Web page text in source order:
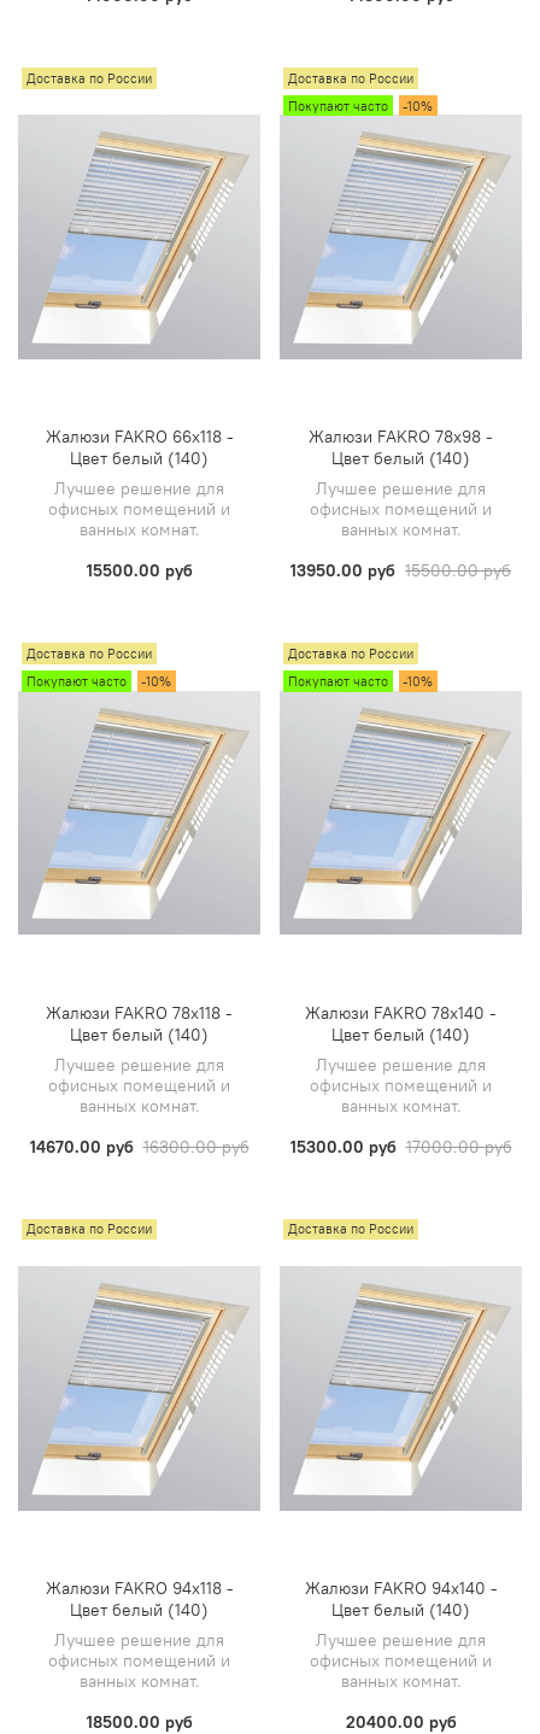
Доставка по России
Жалюзи FAKRO 66х118 -
Цвет белый (140)
Лучшее решение для
офисных помещений и
ванных комнат.
15500.00 руб
Доставка по России
Покупают часто
-10%
Жалюзи FAKRO 78х98 -
Цвет белый (140)
Лучшее решение для
офисных помещений и
ванных комнат.
13950.00 руб 15500.00 руб
Доставка по России
Покупают часто
-10%
Жалюзи FAKRO 78х118 -
Цвет белый (140)
Лучшее решение для
офисных помещений и
ванных комнат.
14670.00 руб 16300.00 руб
Доставка по России
Покупают часто
-10%
Жалюзи FAKRO 78х140 -
Цвет белый (140)
Лучшее решение для
офисных помещений и
ванных комнат.
15300.00 руб 17000.00 руб
Доставка по России
Жалюзи FAKRO 94х118 -
Цвет белый (140)
Лучшее решение для
офисных помещений и
ванных комнат.
18500.00 руб
Доставка по России
Жалюзи FAKRO 94х140 -
Цвет белый (140)
Лучшее решение для
офисных помещений и
ванных комнат.
20400.00 руб